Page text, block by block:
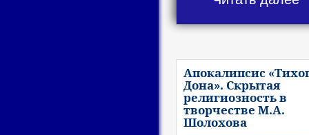
Апокалипсис
Дона». Скрытая
религиозность в
творчестве М.А.
Шолохова